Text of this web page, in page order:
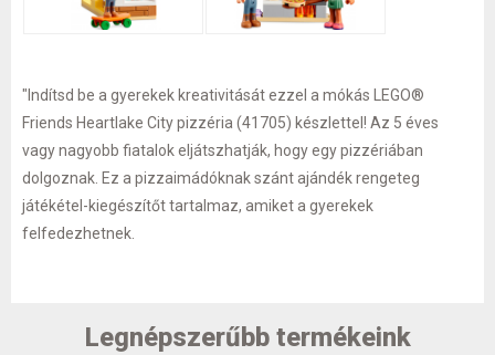
"Indítsd be a gyerekek kreativitását ezzel a mókás LEGO®
Friends Heartlake City pizzéria (41705) készlettel! Az 5 éves
vagy nagyobb fiatalok eljátszhatják, hogy egy pizzériában
dolgoznak. Ez a pizzaimádóknak szánt ajándék rengeteg
játékétel-kiegészítőt tartalmaz, amiket a gyerekek
felfedezhetnek.
Legnépszerűbb termékeink